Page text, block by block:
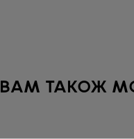
ВАМ ТАКОЖ